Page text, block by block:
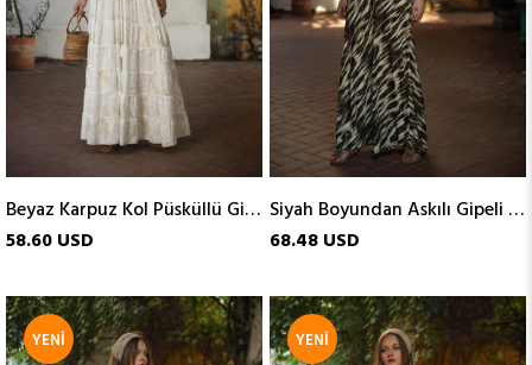
Beyaz Karpuz Kol Püsküllü Gipeli İpek Elbise
58.60 USD
Siyah Boyundan Askılı Gipeli İpek Elbise
68.48 USD
YENI YENI